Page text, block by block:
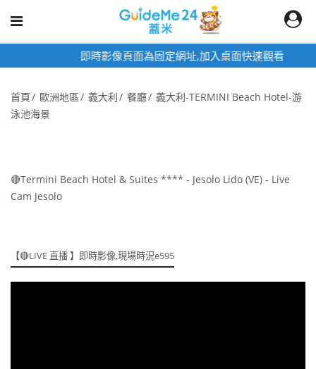
即時影像頁面為固定網址,加入桌面快速觀看
首頁 歐洲地區 義大利 餐廳
義大利-TERMINI Beach Hotel-游
泳池海景
🔴Termini Beach Hotel & Suites **** - Jesolo Lido (VE) - Live
Cam Jesolo
【🔴LIVE 直播 】即時影像,現場時況e595